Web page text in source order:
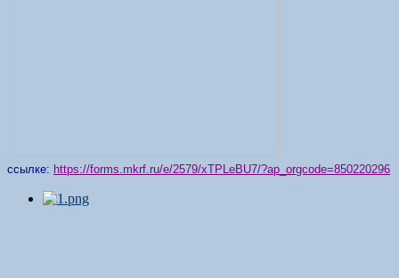
ссылке: https://forms.mkrf.ru/e/2579/xTPLeBU7/?ap_orgcode=850220296